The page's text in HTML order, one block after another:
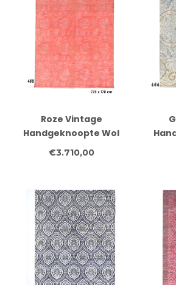
Roze Vintage
Handgeknoopte Wol
Tapijt - Ziegler Patroon
278x178 cm
€3.710,00